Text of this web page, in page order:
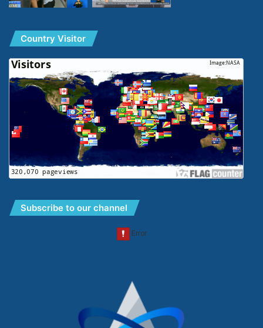
Country Visitor
Subscribe to our channel